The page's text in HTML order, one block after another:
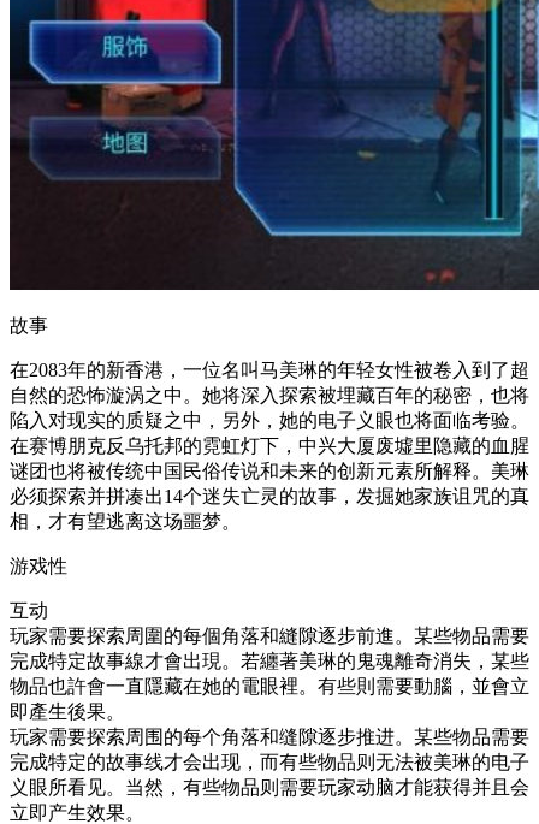
故事
在2083年的新香港，一位名叫马美琳的年轻女性被卷入到了超
自然的恐怖漩涡之中。她将深入探索被埋藏百年的秘密，也将
陷入对现实的质疑之中，另外，她的电子义眼也将面临考验。
在赛博朋克反乌托邦的霓虹灯下，中兴大厦废墟里隐藏的血腥
谜团也将被传统中国民俗传说和未来的创新元素所解释。美琳
必须探索并拼凑出14个迷失亡灵的故事，发掘她家族诅咒的真
相，才有望逃离这场噩梦。
游戏性
互动
玩家需要探索周圍的每個角落和縫隙逐步前進。某些物品需要
完成特定故事線才會出現。若纏著美琳的鬼魂離奇消失，某些
物品也許會一直隱藏在她的電眼裡。有些則需要動腦，並會立
即產生後果。
玩家需要探索周围的每个角落和缝隙逐步推进。某些物品需要
完成特定的故事线才会出现，而有些物品则无法被美琳的电子
义眼所看见。当然，有些物品则需要玩家动脑才能获得并且会
立即产生效果。